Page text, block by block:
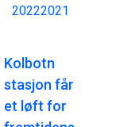
20222021
Kolbotn
stasjon får
et løft for